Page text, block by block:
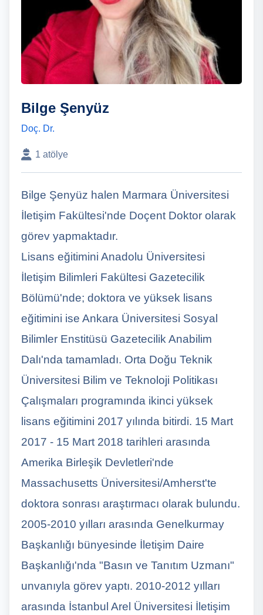
Bilge Şenyüz
Doç. Dr.
1 atölye
Bilge Şenyüz halen Marmara Üniversitesi
İletişim Fakültesi'nde Doçent Doktor olarak
görev yapmaktadır.
Lisans eğitimini Anadolu Üniversitesi
İletişim Bilimleri Fakültesi Gazetecilik
Bölümü'nde; doktora ve yüksek lisans
eğitimini ise Ankara Üniversitesi Sosyal
Bilimler Enstitüsü Gazetecilik Anabilim
Dalı'nda tamamladı. Orta Doğu Teknik
Üniversitesi Bilim ve Teknoloji Politikası
Çalışmaları programında ikinci yüksek
lisans eğitimini 2017 yılında bitirdi. 15 Mart
2017 - 15 Mart 2018 tarihleri arasında
Amerika Birleşik Devletleri'nde
Massachusetts Üniversitesi/Amherst'te
doktora sonrası araştırmacı olarak bulundu.
2005-2010 yılları arasında Genelkurmay
Başkanlığı bünyesinde İletişim Daire
Başkanlığı'nda "Basın ve Tanıtım Uzmanı"
unvanıyla görev yaptı. 2010-2012 yılları
arasında İstanbul Arel Üniversitesi İletişim